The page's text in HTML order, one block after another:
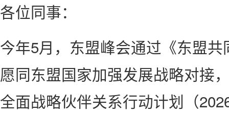
各位同事：
今年5月，东盟峰会通过《东盟
愿同东盟国家加强发展战略对接
全面战略伙伴关系行动计划（